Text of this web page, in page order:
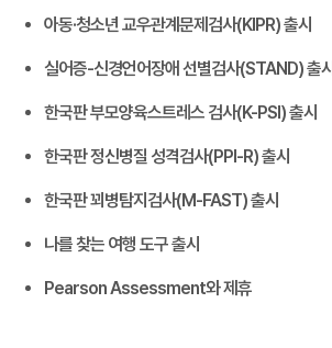
아동·청소년 교우관계문제검사(KIPR) 출시
실어증-신경언어장애 선별검사(STAND) 출시
한국판 부모양육스트레스 검사(K-PSI) 출시
한국판 정신병질 성격검사(PPI-R) 출시
한국판 꾀병탐지검사(M-FAST) 출시
나를 찾는 여행 도구 출시
Pearson Assessment와 제휴